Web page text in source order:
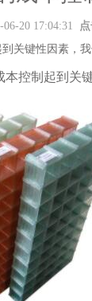
06-20 17:04:31 点
关键性因素，我
控制起到关